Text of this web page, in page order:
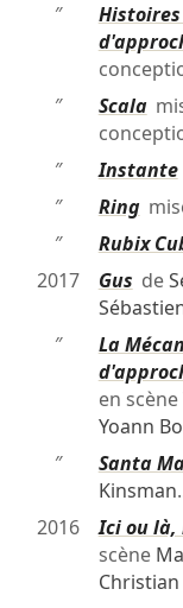
″
″
Scala
″
Instante
″
Ring
″
Rubix
2017
Gus de
″
La
en scène
Yoann
″
Santa
Kinsman
2016
Ici ou
scène
Christian